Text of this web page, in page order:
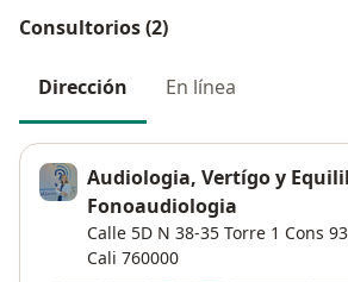
confiabilidad de nuestros pacientes.
Consultorios (2)
Dirección En línea
Audiologia, Vertígo y
Fonoaudiologia
Calle 5D N 38-35 Torre 1 Cons
Cali 760000